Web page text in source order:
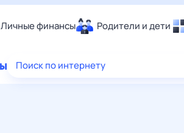
Личные финансы Родители и дети
Еда
Поиск по интернету